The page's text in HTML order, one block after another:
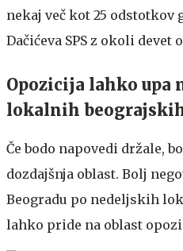
nekaj več kot 25 odstotkov
Dačićeva SPS z okoli devet
Opozicija lahko upa
lokalnih
Če bodo napovedi držale,
dozdajšnja oblast. Bolj
Beogradu po nedeljskih
lahko pride na oblast